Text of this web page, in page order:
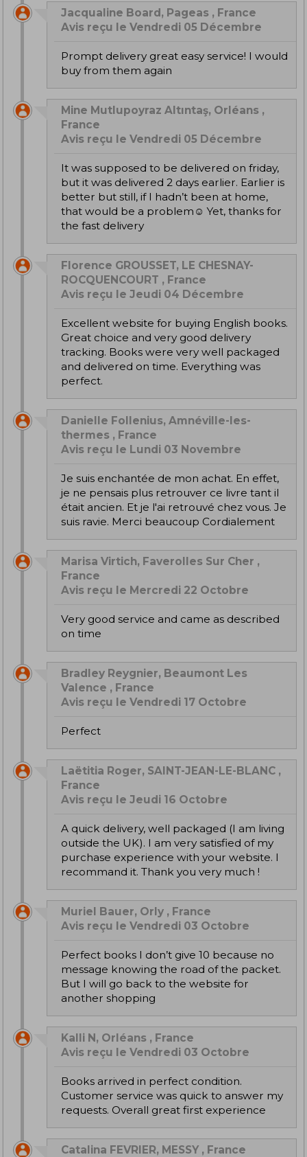
Jacqualine Board, Pageas , France
Avis reçu le Vendredi 05 Décembre
Prompt delivery great easy service! I would
buy from them again
Mine Mutlupoyraz Altıntaş, Orléans ,
France
Avis reçu le Vendredi 05 Décembre
It was supposed to be delivered on friday,
but it was delivered 2 days earlier. Earlier is
better but still, if I hadn’t been at home,
that would be a problem☺️ Yet, thanks for
the fast delivery
Florence GROUSSET, LE CHESNAY-
ROCQUENCOURT , France
Avis reçu le Jeudi 04 Décembre
Excellent website for buying English books.
Great choice and very good delivery
tracking. Books were very well packaged
and delivered on time. Everything was
perfect.
Danielle Follenius, Amnéville-les-
thermes , France
Avis reçu le Lundi 03 Novembre
Je suis enchantée de mon achat. En effet,
je ne pensais plus retrouver ce livre tant il
était ancien. Et je l'ai retrouvé chez vous. Je
suis ravie. Merci beaucoup Cordialement
Marisa Virtich, Faverolles Sur Cher ,
France
Avis reçu le Mercredi 22 Octobre
Very good service and came as described
on time
Bradley Reygnier, Beaumont Les
Valence , France
Avis reçu le Vendredi 17 Octobre
Perfect
Laëtitia Roger, SAINT-JEAN-LE-BLANC ,
France
Avis reçu le Jeudi 16 Octobre
A quick delivery, well packaged (I am living
outside the UK). I am very satisfied of my
purchase experience with your website. I
recommand it. Thank you very much !
Muriel Bauer, Orly , France
Avis reçu le Vendredi 03 Octobre
Perfect books I don’t give 10 because no
message knowing the road of the packet.
But I will go back to the website for
another shopping
Kalli N, Orléans , France
Avis reçu le Vendredi 03 Octobre
Books arrived in perfect condition.
Customer service was quick to answer my
requests. Overall great first experience
Catalina FEVRIER, MESSY , France